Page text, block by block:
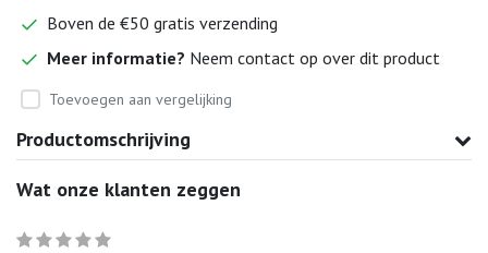
Boven de €50 gratis verzending
Meer informatie? Neem contact op over dit product
Toevoegen aan vergelijking
Productomschrijving
Wat onze klanten zeggen